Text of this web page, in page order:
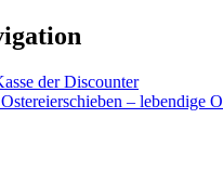
der Discounter
– lebendige